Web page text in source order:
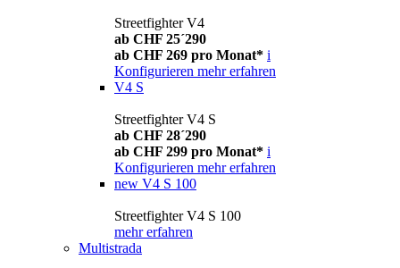
Streetfighter V4
ab CHF 25´290
ab CHF 269 pro Monat* i
Konfigurieren mehr erfahren
V4 S
Streetfighter V4 S
ab CHF 28´290
ab CHF 299 pro Monat* i
Konfigurieren mehr erfahren
new V4 S 100
Streetfighter V4 S 100
mehr erfahren
Multistrada